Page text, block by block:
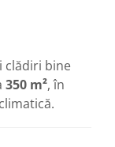
clădiri bine
350 m², în